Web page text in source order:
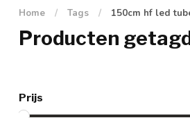
Home / Tags / 150cm hf led
Producten
Prijs